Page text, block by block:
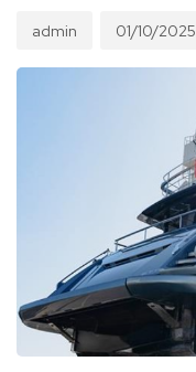
admin 01/10/2025